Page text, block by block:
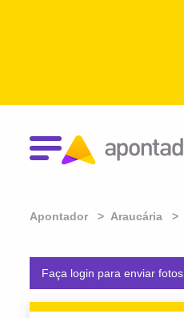
Apontador Araucária
Faça login para enviar fotos